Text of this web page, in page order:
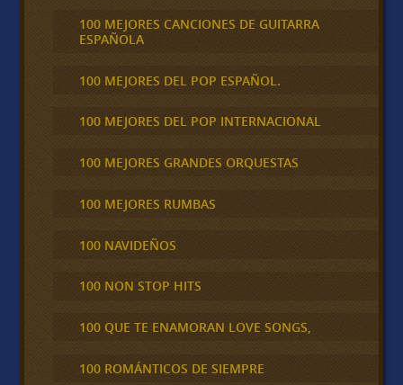
100 MEJORES CANCIONES DE GUITARRA
ESPAÑOLA
100 MEJORES DEL POP ESPAÑOL.
100 MEJORES DEL POP INTERNACIONAL
100 MEJORES GRANDES ORQUESTAS
100 MEJORES RUMBAS
100 NAVIDEÑOS
100 NON STOP HITS
100 QUE TE ENAMORAN LOVE SONGS,
100 ROMÁNTICOS DE SIEMPRE